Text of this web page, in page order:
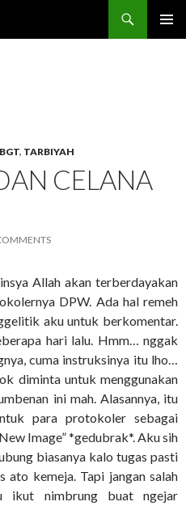
, TARBIYAH
CELANA
Allah akan terberdayakan
DPW. Ada hal remeh
aku untuk berkomentar.
hari lalu. Hmm… nggak
cuma instruksinya itu lho…
diminta untuk menggunakan
ini mah. Alasannya, itu
para protokoler sebagai
Image” *gedubrak*. Aku sih
biasanya kalo tugas pasti
ato kemeja. Tapi jangan salah
nimbrung buat ngejar